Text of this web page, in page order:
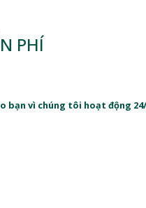
PHÍ
bạn vì chúng tôi hoạt động